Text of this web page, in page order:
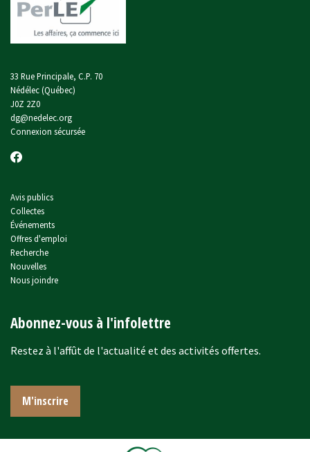
33 Rue Principale, C.P. 70
Nédélec (Québec)
J0Z 2Z0
dg@nedelec.org
Connexion sécursée
Avis publics
Collectes
Événements
Offres d'emploi
Recherche
Nouvelles
Nous joindre
Abonnez-vous à l'infolettre
Restez à l'affût de l'actualité et des activités offertes.
M'inscrire